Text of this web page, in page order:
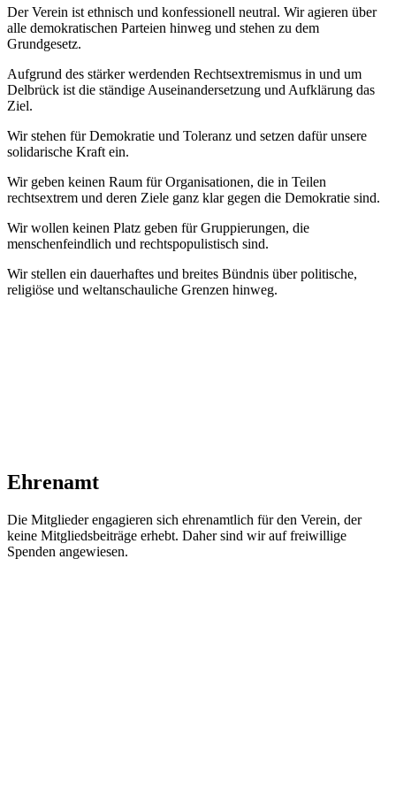
Der Verein ist ethnisch und konfessionell neutral. Wir agieren über
alle demokratischen Parteien hinweg und stehen zu dem
Grundgesetz.
Aufgrund des stärker werdenden Rechtsextremismus in und um
Delbrück ist die ständige Auseinandersetzung und Aufklärung das
Ziel.
Wir stehen für Demokratie und Toleranz und setzen dafür unsere
solidarische Kraft ein.
Wir geben keinen Raum für Organisationen, die in Teilen
rechtsextrem und deren Ziele ganz klar gegen die Demokratie sind.
Wir wollen keinen Platz geben für Gruppierungen, die
menschenfeindlich und rechtspopulistisch sind.
Wir stellen ein dauerhaftes und breites Bündnis über politische,
religiöse und weltanschauliche Grenzen hinweg.
Ehrenamt
Die Mitglieder engagieren sich ehrenamtlich für den Verein, der
keine Mitgliedsbeiträge erhebt. Daher sind wir auf freiwillige
Spenden angewiesen.